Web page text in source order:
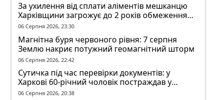
За ухилення від сплати аліментів мешканцю
Харківщини загрожує до 2 років обмеження
волі
06 Серпня 2026, 23:30
Магнітна буря червоного рівня: 7 серпня
Землю накриє потужний геомагнітний шторм
06 Серпня 2026, 22:42
Сутичка під час перевірки документів: у
Харкові 60-річний чоловік постраждав у
конфлікті з ТЦК
06 Серпня 2026, 20:38